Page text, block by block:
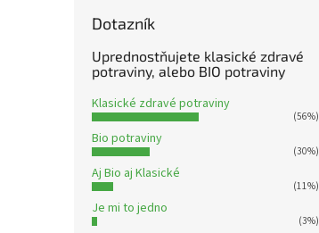
Dotazník
Uprednostňujete klasické zdravé
potraviny, alebo BIO potraviny
Klasické zdravé potraviny
(56%)
Bio potraviny
(30%)
Aj Bio aj Klasické
(11%)
Je mi to jedno
(3%)